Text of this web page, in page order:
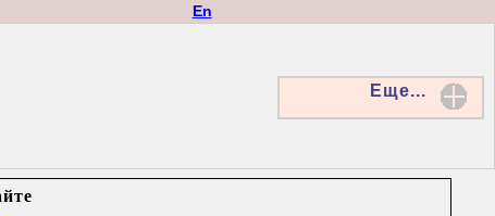
En
Еще...